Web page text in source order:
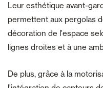
Leur esthétique avant-
permettent aux pergolas
décoration de l'espace
lignes droites et à une
De plus, grâce à la